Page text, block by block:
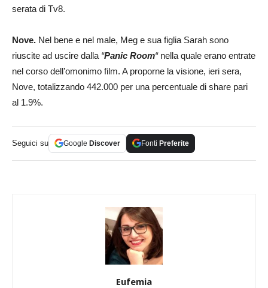
serata di Tv8.
Nove. Nel bene e nel male, Meg e sua figlia Sarah sono
riuscite ad uscire dalla “Panic Room“nella quale erano entrate
nel corso dell’omonimo film. A proporne la visione, ieri sera,
Nove, totalizzando 442.000 per una percentuale di share pari
al 1.9%.
Seguici su Google Discover Fonti Preferite
Eufemia